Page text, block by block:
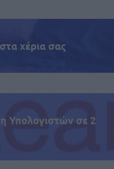
χέρια σας
Υπολογιστών σε 2